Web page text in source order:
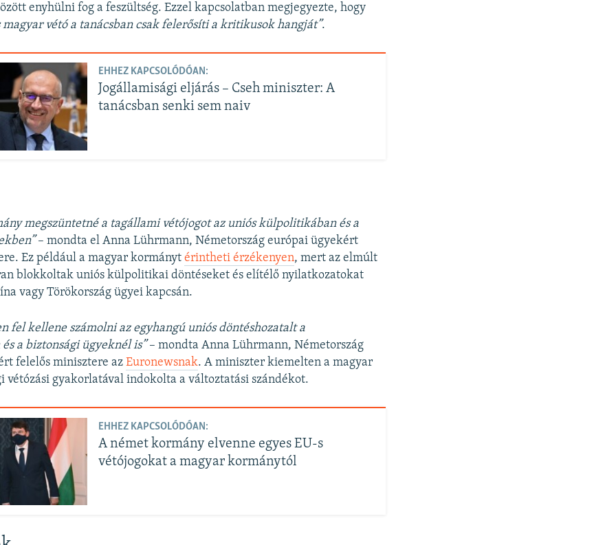
enyhülni fog a feszültség. Ezzel kapcsolatban megjegyezte, hogy
magyar vétó a tanácsban csak felerősíti a kritikusok hangját”.
EHHEZ KAPCSOLÓDÓAN:
Jogállamisági eljárás – Cseh miniszter: A
tanácsban senki sem naiv
megszüntetné a tagállami vétójogot az uniós külpolitikában és a
– mondta el Anna Lührmann, Németország európai ügyekért
Ez például a magyar kormánytérintheti érzékenyen, mert az elmúlt
blokkoltak uniós külpolitikai döntéseket és elítélő nyilatkozatokat
vagy Törökország ügyei kapcsán.
fel kellene számolni az egyhangú uniós döntéshozatalt a
a biztonsági ügyeknél is”– mondta Anna Lührmann, Németország
felelős minisztere azEuronewsnak. A miniszter kiemelten a magyar
vétózási gyakorlatával indokolta a változtatási szándékot.
EHHEZ KAPCSOLÓDÓAN:
A német kormány elvenne egyes EU-s
vétójogokat a magyar kormánytól